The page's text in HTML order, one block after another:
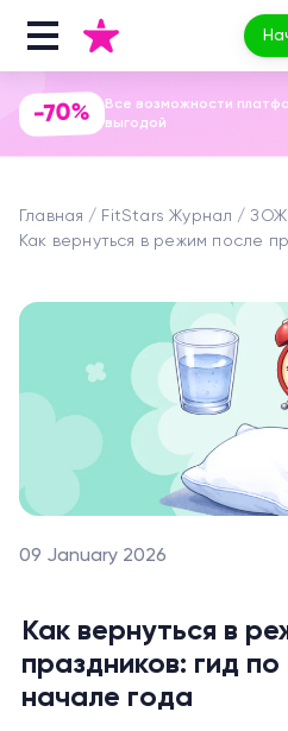
-70%
Все возможности
выгодой
Главная FitStars Журнал
ЗОЖ
Как вернуться в режим после
09 January 2026
Как вернуться в
праздников: гид
начале года